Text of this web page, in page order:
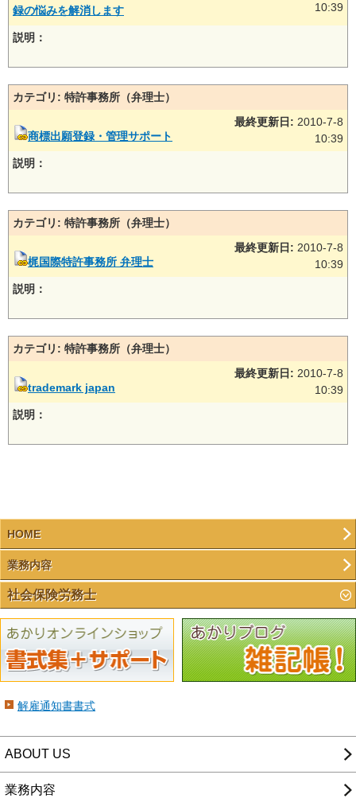
録の悩みを解消します
10:39
説明：
カテゴリ: 特許事務所（弁理士）
商標出願登録・管理サポート
最終更新日: 2010-7-8
10:39
説明：
カテゴリ: 特許事務所（弁理士）
梶国際特許事務所 弁理士
最終更新日: 2010-7-8
10:39
説明：
カテゴリ: 特許事務所（弁理士）
trademark japan
最終更新日: 2010-7-8
10:39
説明：
HOME
業務内容
社会保険労務士
解雇通知書書式
ABOUT US
業務内容